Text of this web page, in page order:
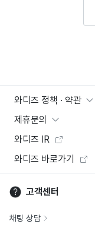
와디즈 정책 · 약관
제휴문의
와디즈 IR
와디즈 바로가기
고객센터
채팅 상담